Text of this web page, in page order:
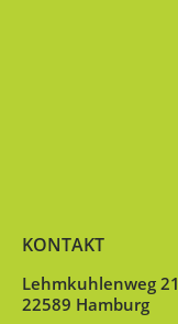
KONTAKT
Lehmkuhlenweg 21
22589 Hamburg